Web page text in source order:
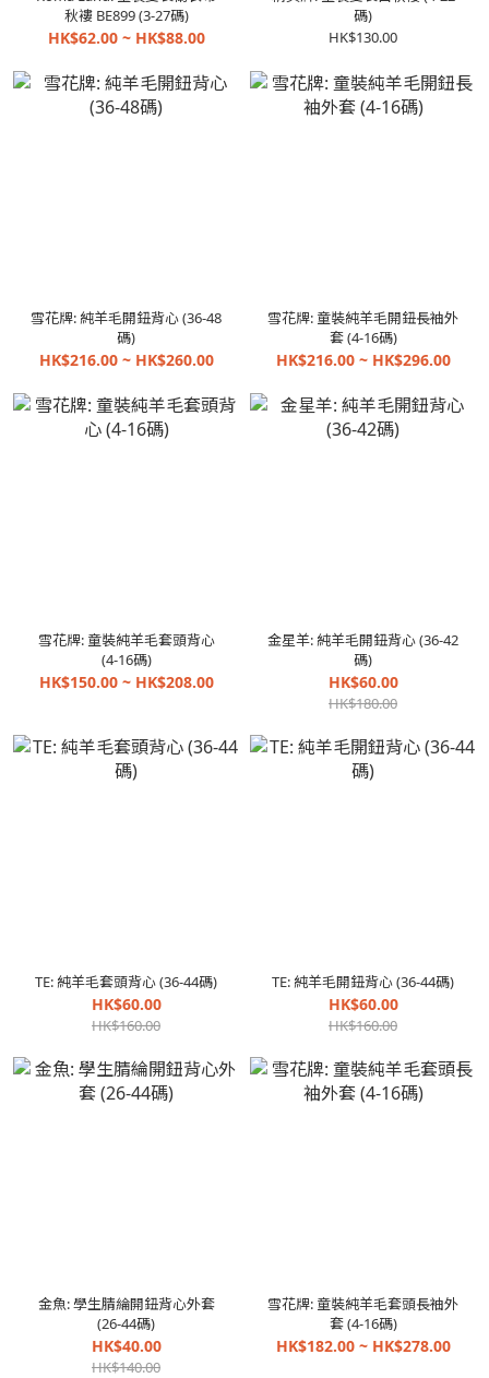
秋褸 BE899 (3-27碼)
HK$62.00 ~ HK$88.00
碼)
HK$130.00
雪花牌: 純羊毛開鈕背心 (36-48
碼)
HK$216.00 ~ HK$260.00
雪花牌: 童裝純羊毛開鈕長袖外
套 (4-16碼)
HK$216.00 ~ HK$296.00
雪花牌: 童裝純羊毛套頭背心
(4-16碼)
HK$150.00 ~ HK$208.00
金星羊: 純羊毛開鈕背心 (36-42
碼)
HK$60.00
HK$180.00
TE: 純羊毛套頭背心 (36-44碼)
HK$60.00
HK$160.00
TE: 純羊毛開鈕背心 (36-44碼)
HK$60.00
HK$160.00
金魚: 學生腈綸開鈕背心外套
(26-44碼)
HK$40.00
HK$140.00
雪花牌: 童裝純羊毛套頭長袖外
套 (4-16碼)
HK$182.00 ~ HK$278.00